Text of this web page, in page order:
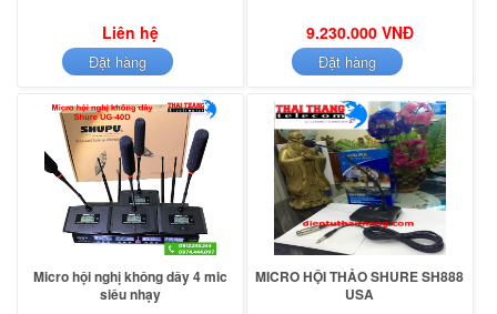
Liên hệ
Đặt hàng
9.230.000 VNĐ
Đặt hàng
Micro hội nghị không dây 4 mic
siêu nhạy
MICRO HỘI THẢO SHURE SH888
USA